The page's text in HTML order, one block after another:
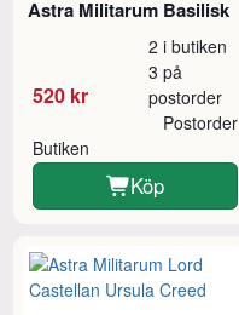
Astra Militarum Basilisk
520 kr
2 i butiken
3 på
postorder
Butiken
Postorder
Köp